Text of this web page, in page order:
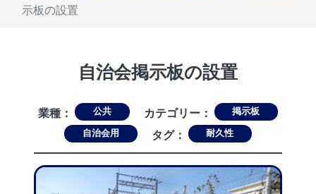
示板の設置
自治会掲示板の設置
業種： 公共 カテゴリー： 掲示板
自治会用 タグ： 耐久性